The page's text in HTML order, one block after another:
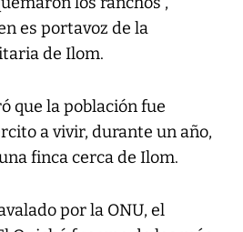
es portavoz de la
de Ilom.
que la población fue
a vivir, durante un año,
finca cerca de Ilom.
por la ONU, el